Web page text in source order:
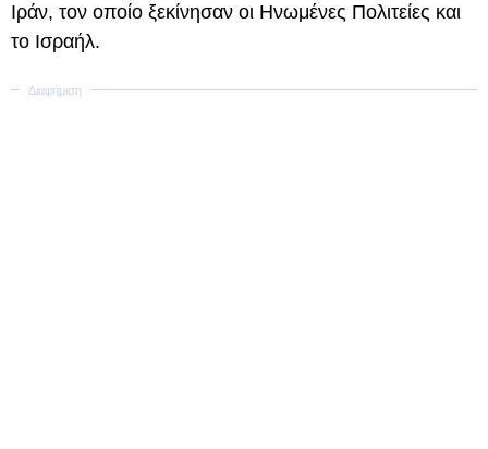
Ιράν, τον οποίο ξεκίνησαν οι Ηνωμένες Πολιτείες και
το Ισραήλ.